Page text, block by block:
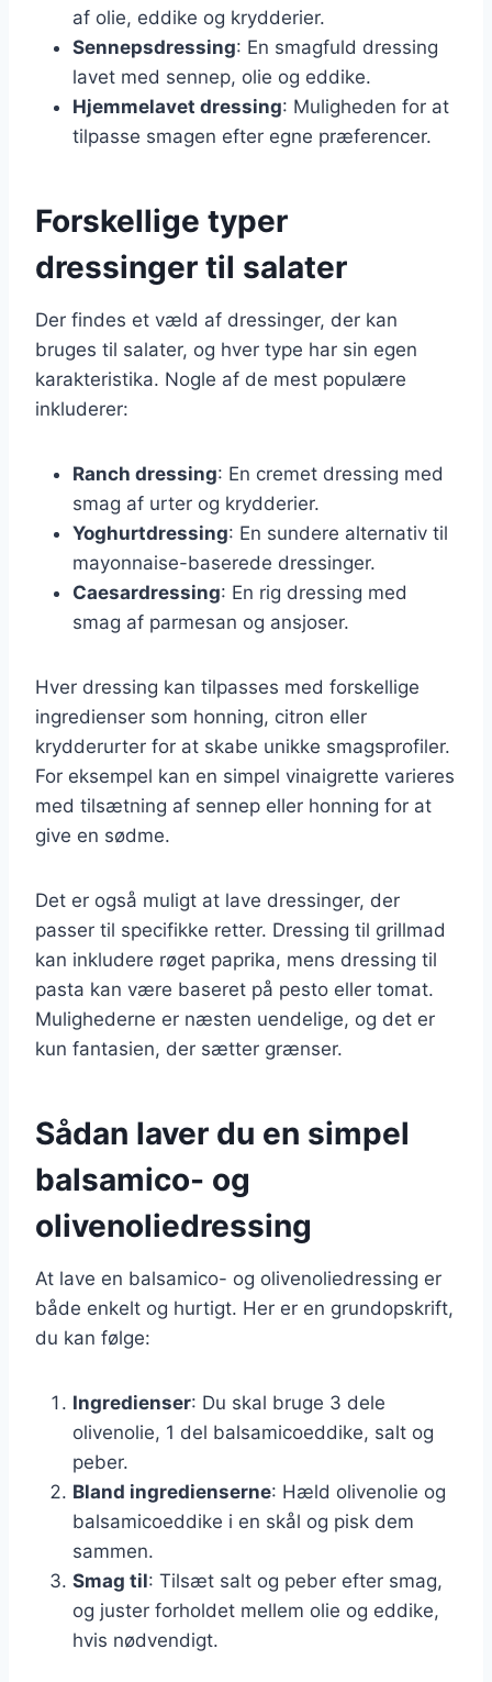
af olie, eddike og krydderier.
Sennepsdressing: En smagfuld dressing
lavet med sennep, olie og eddike.
Hjemmelavet dressing: Muligheden for at
tilpasse smagen efter egne præferencer.
Forskellige typer
dressinger til salater
Der findes et væld af dressinger, der kan
bruges til salater, og hver type har sin egen
karakteristika. Nogle af de mest populære
inkluderer:
Ranch dressing: En cremet dressing med
smag af urter og krydderier.
Yoghurtdressing: En sundere alternativ til
mayonnaise-baserede dressinger.
Caesardressing: En rig dressing med
smag af parmesan og ansjoser.
Hver dressing kan tilpasses med forskellige
ingredienser som honning, citron eller
krydderurter for at skabe unikke smagsprofiler.
For eksempel kan en simpel vinaigrette varieres
med tilsætning af sennep eller honning for at
give en sødme.
Det er også muligt at lave dressinger, der
passer til specifikke retter. Dressing til grillmad
kan inkludere røget paprika, mens dressing til
pasta kan være baseret på pesto eller tomat.
Mulighederne er næsten uendelige, og det er
kun fantasien, der sætter grænser.
Sådan laver du en simpel
balsamico- og
olivenoliedressing
At lave en balsamico- og olivenoliedressing er
både enkelt og hurtigt. Her er en grundopskrift,
du kan følge:
Ingredienser: Du skal bruge 3 dele
olivenolie, 1 del balsamicoeddike, salt og
peber.
Bland ingredienserne: Hæld olivenolie og
balsamicoeddike i en skål og pisk dem
sammen.
Smag til: Tilsæt salt og peber efter smag,
og juster forholdet mellem olie og eddike,
hvis nødvendigt.